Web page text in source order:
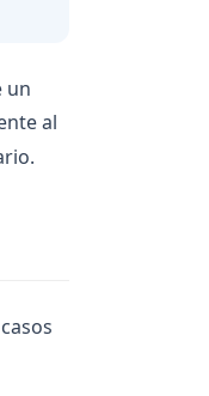
un
al